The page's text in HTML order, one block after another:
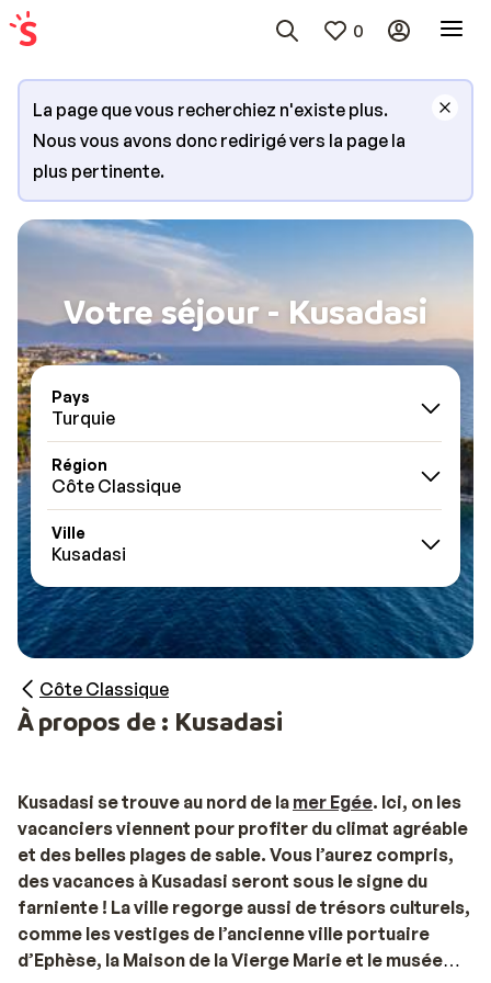
0
La page que vous recherchiez n'existe plus.
Nous vous avons donc redirigé vers la page la
plus pertinente.
Votre séjour - Kusadasi
Pays
Turquie
Région
Côte Classique
Ville
Kusadasi
Côte Classique
À propos de : Kusadasi
Kusadasi se trouve au nord de la mer Egée. Ici, on les
vacanciers viennent pour profiter du climat agréable
et des belles plages de sable. Vous l’aurez compris,
des vacances à Kusadasi seront sous le signe du
farniente ! La ville regorge aussi de trésors culturels,
comme les vestiges de l’ancienne ville portuaire
d’Ephèse, la Maison de la Vierge Marie et le musée